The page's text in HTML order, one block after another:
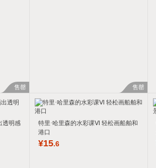
售罄 售罄
透明感
特里·哈里森的水彩课Ⅵ 轻松画船舶和
港口
¥15.6